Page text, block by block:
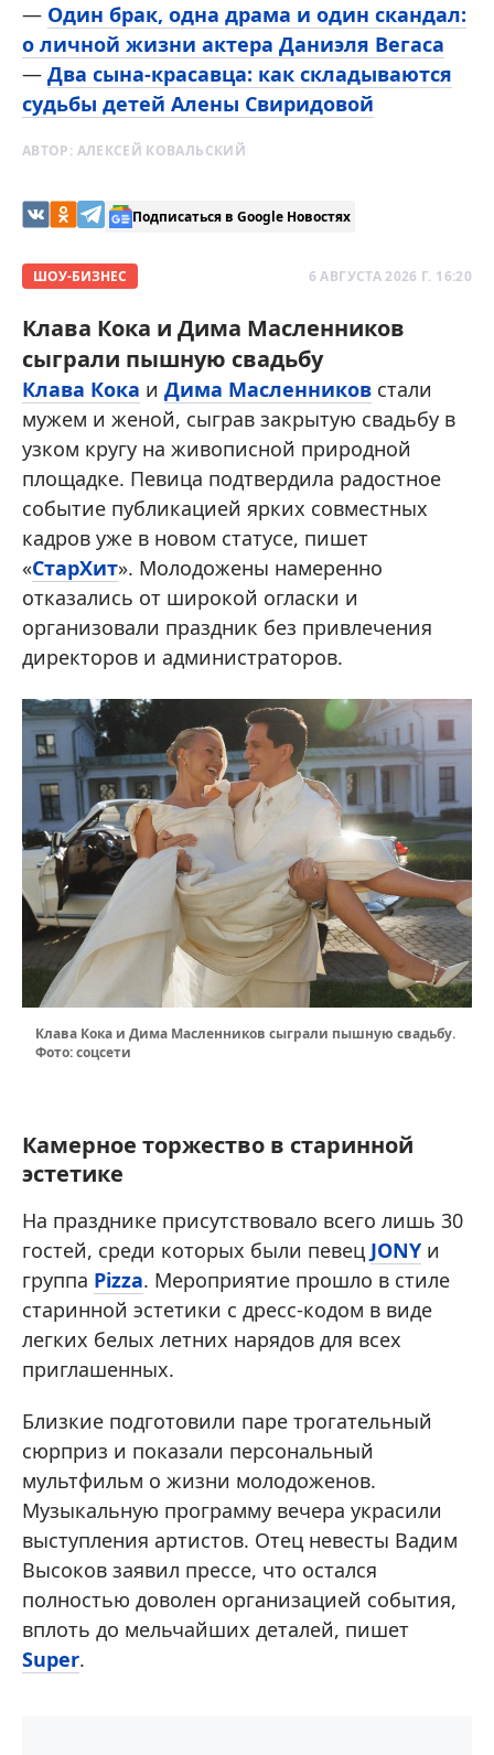
— Один брак, одна драма и один скандал:
о личной жизни актера Даниэля Вегаса
— Два сына-красавца: как складываются
судьбы детей Алены Свиридовой
АВТОР: АЛЕКСЕЙ КОВАЛЬСКИЙ
Подписаться в Google Новостях
ШОУ-БИЗНЕС 6 АВГУСТА 2026 Г. 16:20
Клава Кока и Дима Масленников
сыграли пышную свадьбу
Клава Кока и Дима Масленников стали
мужем и женой, сыграв закрытую свадьбу в
узком кругу на живописной природной
площадке. Певица подтвердила радостное
событие публикацией ярких совместных
кадров уже в новом статусе, пишет
«СтарХит». Молодожены намеренно
отказались от широкой огласки и
организовали праздник без привлечения
директоров и администраторов.
Клава Кока и Дима Масленников сыграли пышную свадьбу.
Фото: соцсети
Камерное торжество в старинной
эстетике
На празднике присутствовало всего лишь 30
гостей, среди которых были певец JONY и
группа Pizza. Мероприятие прошло в стиле
старинной эстетики с дресс-кодом в виде
легких белых летних нарядов для всех
приглашенных.
Близкие подготовили паре трогательный
сюрприз и показали персональный
мультфильм о жизни молодоженов.
Музыкальную программу вечера украсили
выступления артистов. Отец невесты Вадим
Высоков заявил прессе, что остался
полностью доволен организацией события,
вплоть до мельчайших деталей, пишет
Super.